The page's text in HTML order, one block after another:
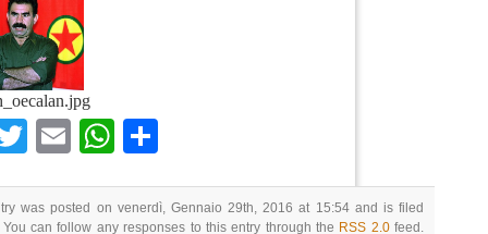
TwitterEmailWhatsApp
was posted on venerdì, Gennaio 29th, 2016 at 15:54 and is filed
can follow any responses to this entry through the RSS 2.0feed.